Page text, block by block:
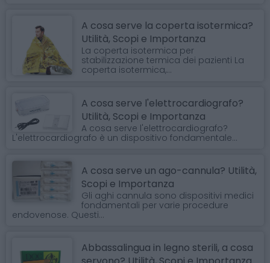
A cosa serve la coperta isotermica?
Utilità, Scopi e Importanza
La coperta isotermica per
stabilizzazione termica dei pazienti La
coperta isotermica,...
A cosa serve l'elettrocardiografo?
Utilità, Scopi e Importanza
A cosa serve l'elettrocardiografo?
L'elettrocardiografo è un dispositivo fondamentale...
A cosa serve un ago-cannula? Utilità,
Scopi e Importanza
Gli aghi cannula sono dispositivi medici
fondamentali per varie procedure
endovenose. Questi...
Abbassalingua in legno sterili, a cosa